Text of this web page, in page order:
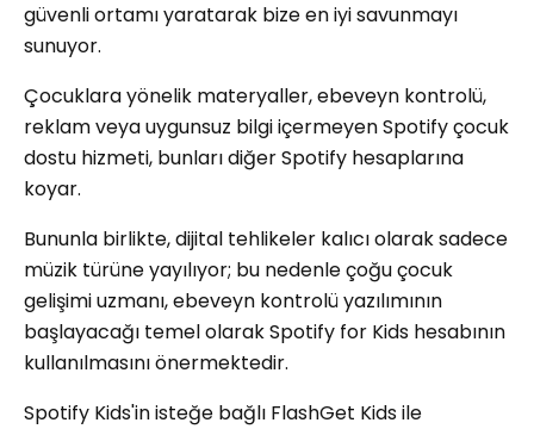
güvenli ortamı yaratarak bize en iyi savunmayı
sunuyor.
Çocuklara yönelik materyaller, ebeveyn kontrolü,
reklam veya uygunsuz bilgi içermeyen Spotify çocuk
dostu hizmeti, bunları diğer Spotify hesaplarına
koyar.
Bununla birlikte, dijital tehlikeler kalıcı olarak sadece
müzik türüne yayılıyor; bu nedenle çoğu çocuk
gelişimi uzmanı, ebeveyn kontrolü yazılımının
başlayacağı temel olarak Spotify for Kids hesabının
kullanılmasını önermektedir.
Spotify Kids'in isteğe bağlı FlashGet Kids ile